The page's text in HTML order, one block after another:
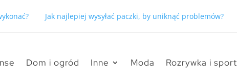
Jak najlepiej wysyłać paczki, by uniknąć problemów?
Dom i ogród Inne Moda Rozrywka i sport